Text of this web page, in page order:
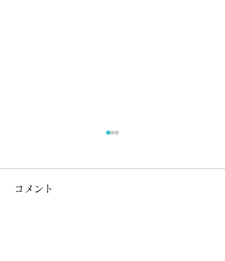
マス釣果報告集計結果です。
コメント